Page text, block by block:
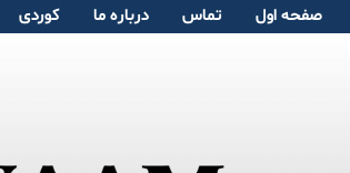
صفحە اول تماس دربارە ما کوردی